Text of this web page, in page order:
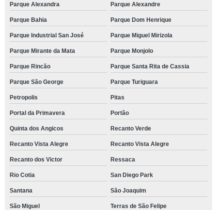
Parque Alexandra Parque Alexandre
Parque Bahia Parque Dom Henrique
Parque Industrial San José Parque Miguel Mirizola
Parque Mirante da Mata Parque Monjolo
Parque Rincão Parque Santa Rita de Cassia
Parque São George Parque Turiguara
Petropolis Pitas
Portal da Primavera Portão
Quinta dos Angicos Recanto Verde
Recanto Vista Alegre Recanto Vista Alegre
Recanto dos Victor Ressaca
Rio Cotia San Diego Park
Santana São Joaquim
São Miguel Terras de São Felipe